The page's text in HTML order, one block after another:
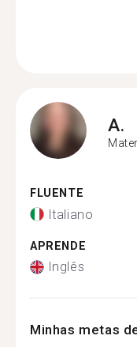
A.
FLUENTE
Italiano
APRENDE
Inglês
Minhas metas